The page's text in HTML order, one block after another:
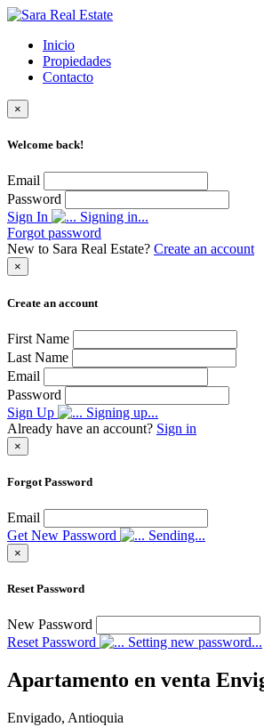
Inicio
Propiedades
Contacto
×
Welcome back!
Email
Password
Sign In
Signing in...
Forgot password
New to Sara Real Estate? Create an account
×
Create an account
First Name
Last Name
Email
Password
Sign Up
Signing up...
Already have an account? Sign in
×
Forgot Password
Email
Get New Password
Sending...
×
Reset Password
New Password
Reset Password Setting new password...
Apartamento en venta
Envigado, Antioquia